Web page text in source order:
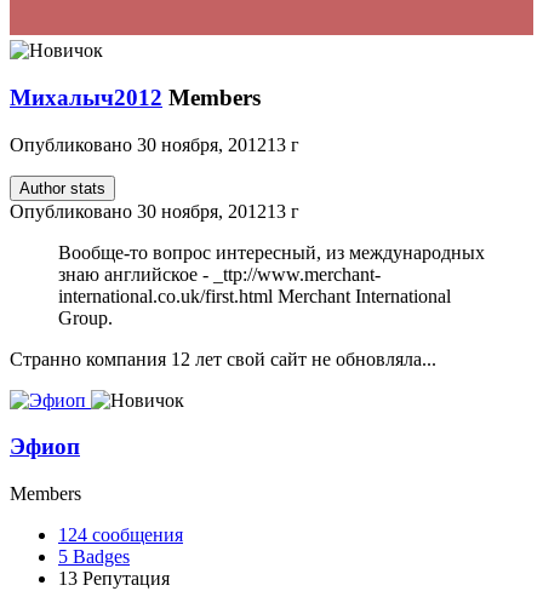
Михалыч2012 Members
Опубликовано 30 ноября, 201213 г
Author stats
Опубликовано 30 ноября, 201213 г
Вообще-то вопрос интересный, из международных
знаю английское - _ttp://www.merchant-
international.co.uk/first.html Merchant International
Group.
Странно компания 12 лет свой сайт не обновляла...
Эфиоп
Members
124 сообщения
5 Badges
13 Репутация